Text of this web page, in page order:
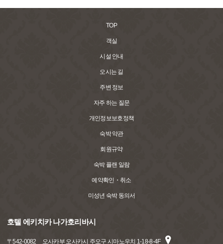
TOP
객실
시설 안내
오시는 길
주변 정보
자주 하는 질문
개인정보보호정책
숙박 약관
회원규약
숙박 플랜 일람
예약확인・취소
미성년 숙박 동의서
호텔 에키치카 나가호리바시
〒542-0082 오사카부 오사카시 주오구 시마노우치 1-18-8-4F